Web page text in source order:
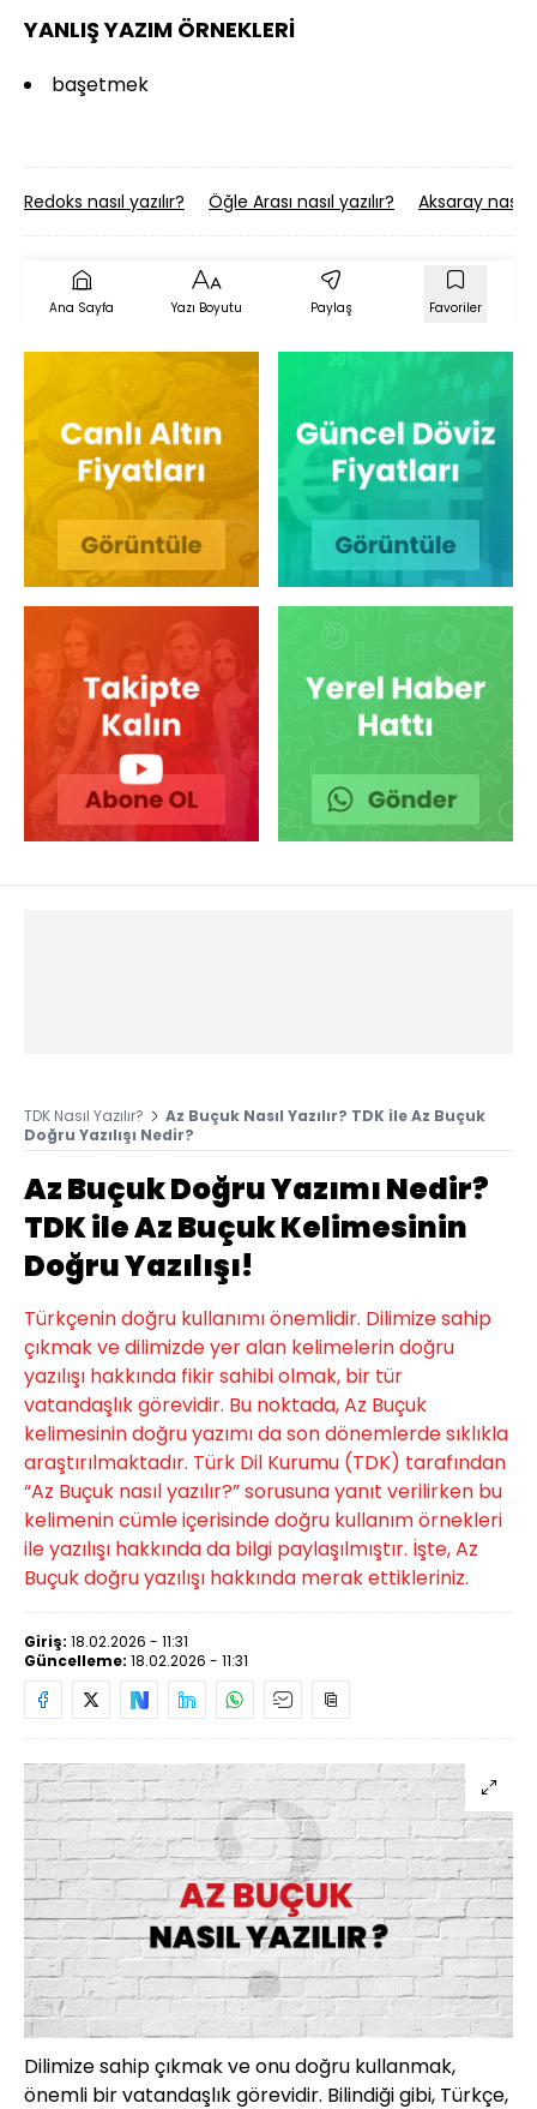
YANLIŞ YAZIM ÖRNEKLERİ
başetmek
Redoks nasıl yazılır? Öğle Arası nasıl yazılır? Aksaray nasıl
Ana Sayfa Yazı Boyutu Paylaş Favoriler
TDK Nasıl Yazılır?
Az Buçuk Nasıl Yazılır? TDK ile Az Buçuk
Doğru Yazılışı Nedir?
Az Buçuk Doğru Yazımı Nedir?
TDK ile Az Buçuk Kelimesinin
Doğru Yazılışı!
Türkçenin doğru kullanımı önemlidir. Dilimize sahip
çıkmak ve dilimizde yer alan kelimelerin doğru
yazılışı hakkında fikir sahibi olmak, bir tür
vatandaşlık görevidir. Bu noktada, Az Buçuk
kelimesinin doğru yazımı da son dönemlerde sıklıkla
araştırılmaktadır. Türk Dil Kurumu (TDK) tarafından
“Az Buçuk nasıl yazılır?” sorusuna yanıt verilirken bu
kelimenin cümle içerisinde doğru kullanım örnekleri
ile yazılışı hakkında da bilgi paylaşılmıştır. İşte, Az
Buçuk doğru yazılışı hakkında merak ettikleriniz.
Giriş: 18.02.2026 - 11:31
Güncelleme: 18.02.2026 - 11:31
Dilimize sahip çıkmak ve onu doğru kullanmak,
önemli bir vatandaşlık görevidir. Bilindiği gibi, Türkçe,